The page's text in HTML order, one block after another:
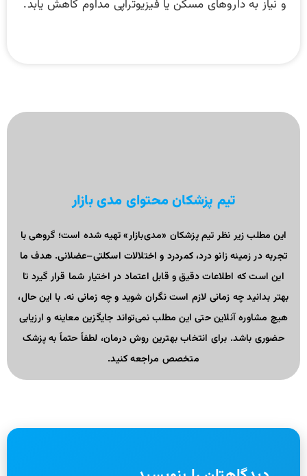
و نیاز به داروهای مسکن یا فیزیوتراپی مداوم کاهش یابد.
تیم پزشکان محتوای مدی بازار
این مطلب زیر نظر تیم پزشکان «مدی‌بازار» تهیه شده است؛ گروهی با
تجربه در زمینه زانو درد، کمردرد و اختلالات اسکلتی–عضلانی. هدف ما
این است که اطلاعات دقیق و قابل اعتماد در اختیار شما قرار گیرد تا
بهتر بدانید چه زمانی لازم است نگران شوید و چه زمانی نه. با این حال،
هیچ مشاوره آنلاین حتی این مطلب نمی‌تواند جایگزین معاینه و ارزیابی
حضوری باشد. برای انتخاب بهترین روش درمان، لطفاً حتماً به پزشک
متخصص مراجعه کنید.